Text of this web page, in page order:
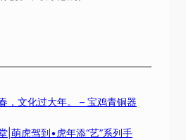
，文化过大年。 – 宝鸡青铜器
|萌虎驾到•虎年添“艺”系列手